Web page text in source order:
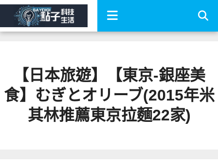
【日本旅遊】【東京-銀座美
食】むぎとオリーブ(2015年米
其林推薦東京拉麵22家)